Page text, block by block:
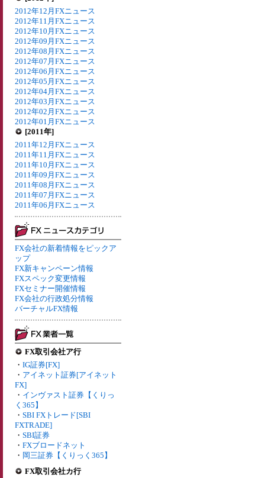
2012年12月FXニュース
2012年11月FXニュース
2012年10月FXニュース
2012年09月FXニュース
2012年08月FXニュース
2012年07月FXニュース
2012年06月FXニュース
2012年05月FXニュース
2012年04月FXニュース
2012年03月FXニュース
2012年02月FXニュース
2012年01月FXニュース
[2011年]
2011年12月FXニュース
2011年11月FXニュース
2011年10月FXニュース
2011年09月FXニュース
2011年08月FXニュース
2011年07月FXニュース
2011年06月FXニュース
FX会社の新着情報をピックア
ップ
FX新キャンペーン情報
FXスペック変更情報
FXセミナー開催情報
FX会社の行政処分情報
バーチャルFX情報
FX取引会社ア行
・ IG証券[FX]
・ アイネット証券[アイネット
FX]
・ インヴァスト証券【くりっ
く365】
・ SBI FXトレード[SBI
FXTRADE]
・ SBI証券
・ FXブロードネット
・ 岡三証券【くりっく365】
FX取引会社カ行